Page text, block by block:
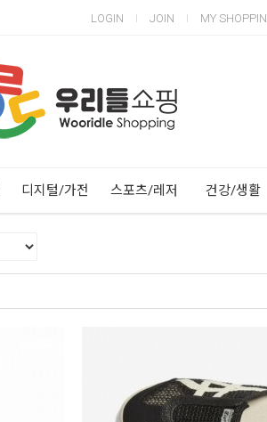
LOGIN JOIN MY
디지털/가전 스포츠/레저 건강/생활